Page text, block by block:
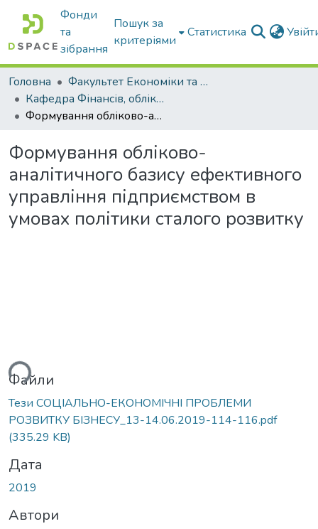
Фонди
та
зібрання
Пошук за
критеріями
Статистика
Головна
Факультет Економіки та бізнесу
Кафедра Фінансів, обліку і оподаткування
Формування обліково-аналітичного базису ефективного управління підприємством в умовах політики сталого розвитку
Формування обліково-
аналітичного базису ефективного
управління підприємством в
умовах політики сталого розвитку
Файли
Тези СОЦІАЛЬНО-ЕКОНОМІЧНІ ПРОБЛЕМИ
РОЗВИТКУ БІЗНЕСУ_13-14.06.2019-114-116.pdf
(335.29 KB)
Дата
2019
Автори